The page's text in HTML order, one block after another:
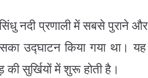
नदी प्रणाली में सबसे पुराने
उद्घाटन किया गया था।
की सुर्खियों में शुरू होती है।